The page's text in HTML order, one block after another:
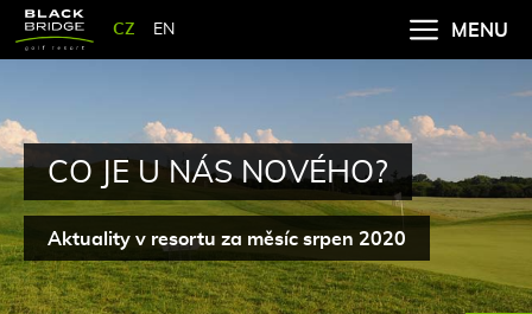
CZ EN MENU
CO JE U NÁS NOVÉHO?
Aktuality v resortu za měsíc srpen 2020